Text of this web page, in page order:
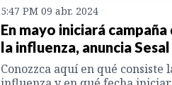
5:47 PM 09 abr. 2024
En mayo iniciará
la influenza, anuncia Sesal
Conozzca aquí en qué